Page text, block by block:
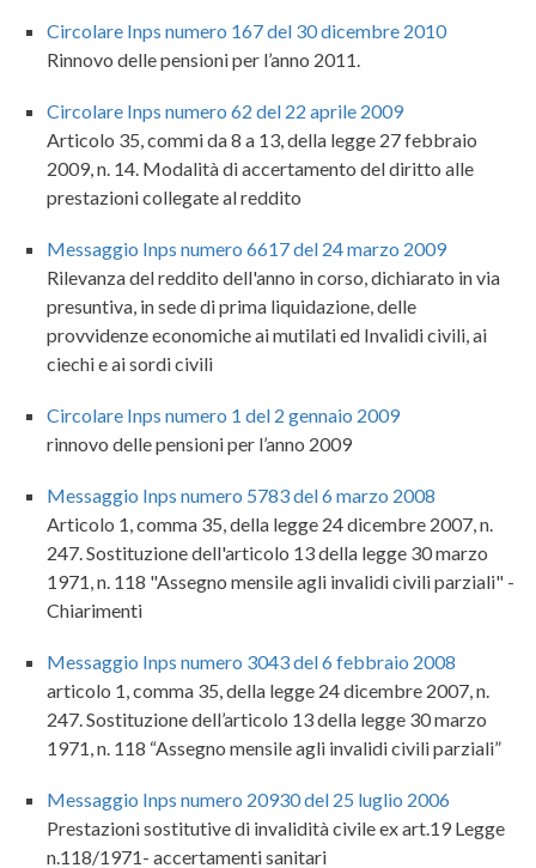
Circolare Inps numero 167 del 30 dicembre 2010
Rinnovo delle pensioni per l’anno 2011.
Circolare Inps numero 62 del 22 aprile 2009
Articolo 35, commi da 8 a 13, della legge 27 febbraio
2009, n. 14. Modalità di accertamento del diritto alle
prestazioni collegate al reddito
Messaggio Inps numero 6617 del 24 marzo 2009
Rilevanza del reddito dell'anno in corso, dichiarato in via
presuntiva, in sede di prima liquidazione, delle
provvidenze economiche ai mutilati ed Invalidi civili, ai
ciechi e ai sordi civili
Circolare Inps numero 1 del 2 gennaio 2009
rinnovo delle pensioni per l’anno 2009
Messaggio Inps numero 5783 del 6 marzo 2008
Articolo 1, comma 35, della legge 24 dicembre 2007, n.
247. Sostituzione dell'articolo 13 della legge 30 marzo
1971, n. 118 "Assegno mensile agli invalidi civili parziali" -
Chiarimenti
Messaggio Inps numero 3043 del 6 febbraio 2008
articolo 1, comma 35, della legge 24 dicembre 2007, n.
247. Sostituzione dell’articolo 13 della legge 30 marzo
1971, n. 118 “Assegno mensile agli invalidi civili parziali”
Messaggio Inps numero 20930 del 25 luglio 2006
Prestazioni sostitutive di invalidità civile ex art.19 Legge
n.118/1971- accertamenti sanitari